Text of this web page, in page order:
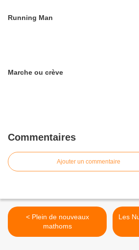
Running Man
Marche ou crève
Commentaires
Ajouter un commentaire
< Plein de nouveaux
mathoms